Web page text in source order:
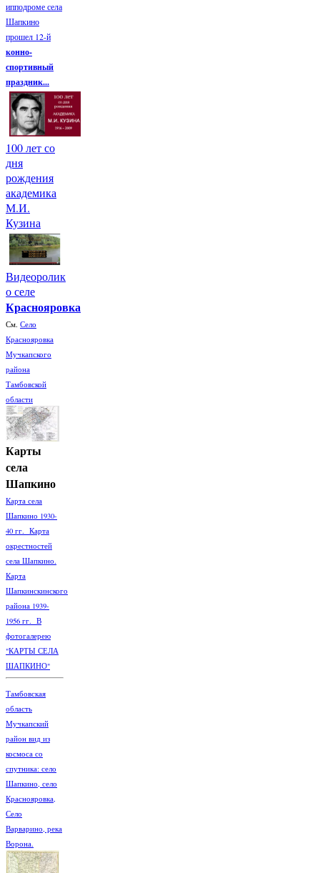
ипподроме села
Шапкино
прошел 12-й
конно-
спортивный
праздник...
100 лет со
дня
рождения
академика
М.И.
Кузина
Видеоролик
о селе
Краснояровка
См. Село
Краснояровка
Мучкапского
района
Тамбовской
области
Карты
села
Шапкино
Карта села
Шапкино 1930-
40 гг. Карта
окрестностей
села Шапкино.
Карта
Шапкинскинского
района 1939-
1956 гг. В
фотогалерею
"КАРТЫ СЕЛА
ШАПКИНО"
Тамбовская
область
Мучкапский
район вид из
космоса со
спутника: село
Шапкино, село
Краснояровка,
Село
Варварино, река
Ворона.